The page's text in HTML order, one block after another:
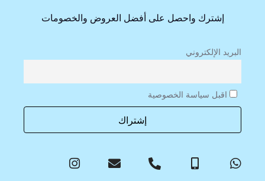
إشترك واحصل على أفضل العروض والخصومات
البريد الإلكتروني
اقبل سياسة الخصوصية